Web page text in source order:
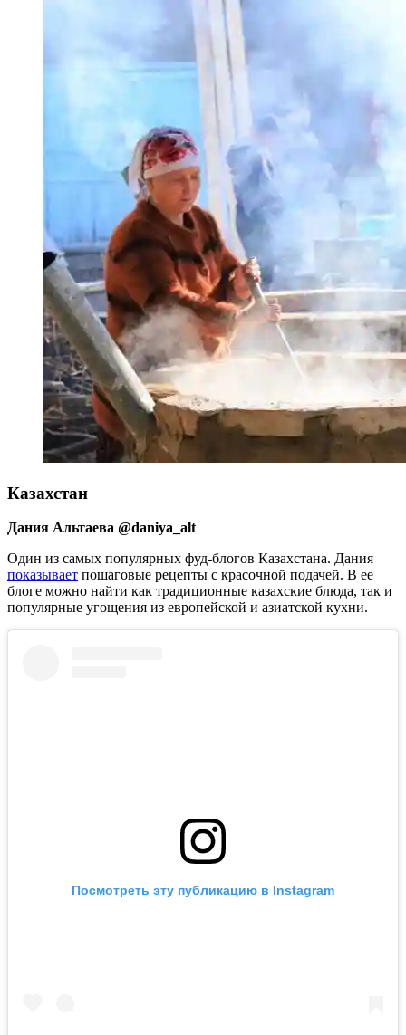
Казахстан
Дания Альтаева @daniya_alt
Один из самых популярных фуд-блогов Казахстана. Дания
показывает пошаговые рецепты с красочной подачей. В ее
блоге можно найти как традиционные казахские блюда, так и
популярные угощения из европейской и азиатской кухни.
Посмотреть эту публикацию в Instagram